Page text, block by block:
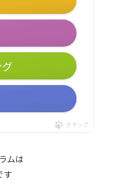
ポチップ
ムは
す